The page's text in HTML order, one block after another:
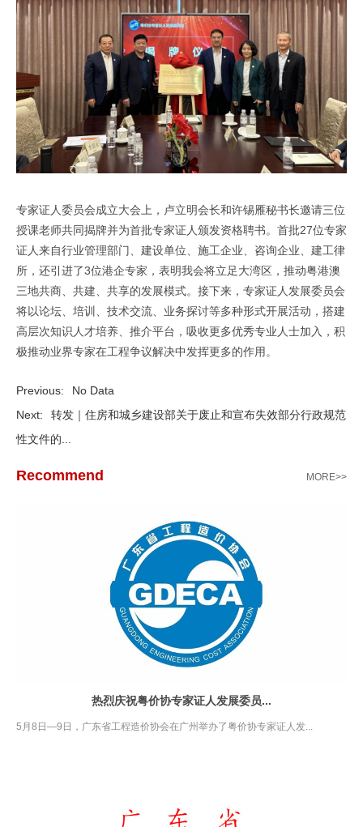
专家证人委员会成立大会上，卢立明会长和许锡雁秘书长邀请三位
授课老师共同揭牌并为首批专家证人颁发资格聘书。首批27位专家
证人来自行业管理部门、建设单位、施工企业、咨询企业、建工律
所，还引进了3位港企专家，表明我会将立足大湾区，推动粤港澳
三地共商、共建、共享的发展模式。接下来，专家证人发展委员会
将以论坛、培训、技术交流、业务探讨等多种形式开展活动，搭建
高层次知识人才培养、推介平台，吸收更多优秀专业人士加入，积
极推动业界专家在工程争议解决中发挥更多的作用。
Previous:
No Data
Next:
转发｜住房和城乡建设部关于废止和宣布失效部分行政规范
性文件的...
Recommend MORE>>
热烈庆祝粤价协专家证人发展委员...
5月8日—9日，广东省工程造价协会在广州举办了粤价协专家证人发...